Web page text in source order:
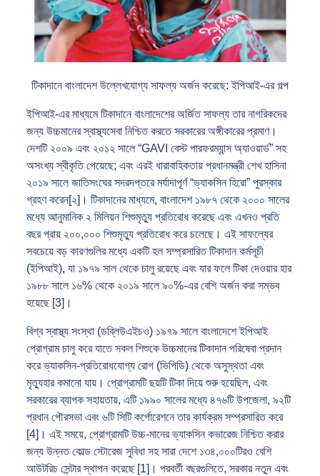
টিকাদানে বাংলাদেশ উল্লেখযোগ্য সাফল্য অর্জন করেছে: ইপিআই-এর গল্প
ইপিআই-এর মাধ্যমে টিকাদানে বাংলাদেশের অর্জিত সাফল্য তার নাগরিকদের
জন্য উচ্চমানের স্বাস্থ্যসেবা নিশ্চিত করতে সরকারের অঙ্গীকারের প্রমাণ।
দেশটি ২০০৯ এবং ২০১২ সালে “GAVI বেস্ট পারফরম্যান্স অ্যাওয়ার্ড” সহ
অসংখ্য স্বীকৃতি পেয়েছে; এবং এরই ধারাবাহিকতায় প্রধানমন্ত্রী শেখ হাসিনা
২০১৯ সালে জাতিসংঘের সদরদপ্তরে মর্যাদাপূর্ণ “ভ্যাকসিন হিরো” পুরস্কার
গ্রহণ করেন[২]। টিকাদানের মাধ্যমে, বাংলাদেশ ১৯৮৭ থেকে ২০০০ সালের
মধ্যে আনুমানিক ২ মিলিয়ন শিশুমৃত্যু প্রতিরোধ করেছে এবং এখনও প্রতি
বছর প্রায় ২০০,০০০ শিশুমৃত্যু প্রতিরোধ করে চলেছে। এই সাফল্যের
সবচেয়ে বড় কারণগুলির মধ্যে একটি হল সম্প্রসারিত টিকাদান কর্মসূচী
(ইপিআই), যা ১৯৭৯ সাল থেকে চালু রয়েছে এবং যার ফলে টিকা দেওয়ার হার
১৯৮৮ সালে ১৬% থেকে ২০১৯ সালে ৯০%-এর বেশি অর্জন করা সম্ভব
হয়েছে [3]।
বিশ্ব স্বাস্থ্য সংস্থা (ডব্লিউএইচও) ১৯৭৯ সালে বাংলাদেশে ইপিআই
প্রোগ্রাম চালু করে যাতে সকল শিশুকে উচ্চমানের টিকাদান পরিষেবা প্রদান
করে ভ্যাকসিন-প্রতিরোধযোগ্য রোগ (ভিপিডি) থেকে অসুস্থতা এবং
মৃত্যুহার কমানো যায়। প্রোগ্রামটি ছয়টি টিকা দিয়ে শুরু হয়েছিল, এবং
সরকারের ব্যাপক সহায়তায়, এটি ১৯৯০ সালের মধ্যে ৪৭৬টি উপজেলা, ৯২টি
প্রধান পৌরসভা এবং ৬টি সিটি কর্পোরেশনে তার কার্যক্রম সম্প্রসারিত করে
[4]। এই সময়ে, প্রোগ্রামটি উচ্চ-মানের ভ্যাকসিন কভারেজ নিশ্চিত করার
জন্য উন্নত কোল্ড স্টোরেজ সুবিধা সহ সারা দেশে ১৩৪,০০০টিরও বেশি
আউটরিচ সেন্টার স্থাপন করেছে [1]। পরবর্তী বছরগুলিতে, সরকার নতুন এবং